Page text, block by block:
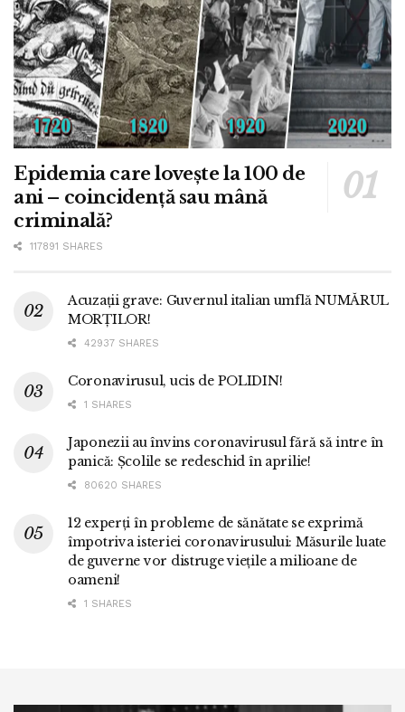
Epidemia care lovește la 100 de
ani – coincidență sau mână
criminală?
117891 SHARES
Acuzații grave: Guvernul italian umflă NUMĂRUL
MORȚILOR!
42937 SHARES
Coronavirusul, ucis de POLIDIN!
1 SHARES
Japonezii au învins coronavirusul fără să intre în
panică: Școlile se redeschid în aprilie!
80620 SHARES
12 experți în probleme de sănătate se exprimă
împotriva isteriei coronavirusului: Măsurile luate
de guverne vor distruge viețile a milioane de
oameni!
1 SHARES